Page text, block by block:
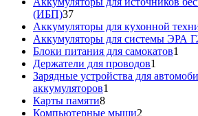
(ИБП)3737
товаров
Аккумуляторы для кухонной
Аккумуляторы для системы
Блоки питания для самокатов1
Держатели для проводов1
товар
Зарядные устройства для
аккумуляторов1
Карты памяти88
товаров
Компьютерные мыши2